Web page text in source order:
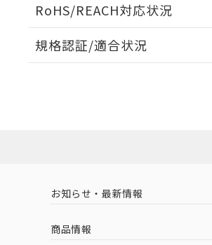
RoHS/REACH対応状況
EU RoHS 注意事項・凡例
中国 RoHS 注意事項・凡例
規格認証/適合状況
お知らせ・最新情報
商品情報